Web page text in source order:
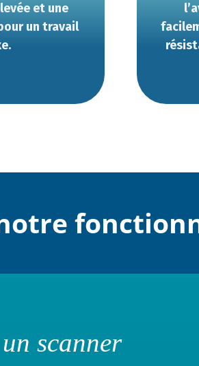
et une
un travail
scanner